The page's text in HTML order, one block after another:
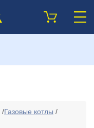
/Газовые котлы /